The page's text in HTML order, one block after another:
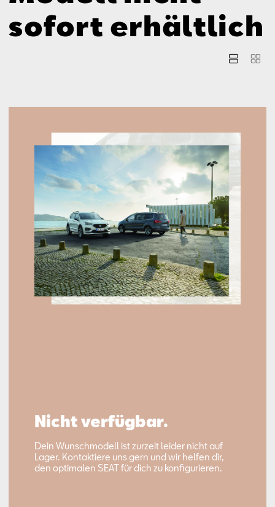
Aktionen
sofort erhältlich
Nicht verfügbar.
Dein Wunschmodell ist zurzeit leider nicht auf
Lager. Kontaktiere uns gern und wir helfen dir,
den optimalen SEAT für dich zu konfigurieren.